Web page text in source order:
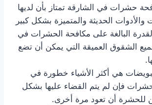
حشرات في الشارقة تمتاز بأن لديها
والأدوات الحديثة والمتميزة بشكل كبير
البالغة على مكافحة الحشرات في
الشقوق العميقة التي يمكن أن تضع
هي أكثر الأشياء خطورة في
فإن لم يتم القضاء عليها بشكل
للحشرة أن تعود مرة أخرى.